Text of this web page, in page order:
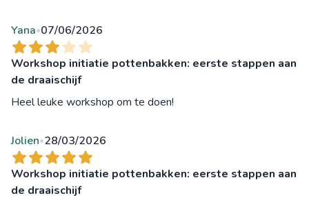
Yana•07/06/2026
Workshop initiatie pottenbakken: eerste stappen aan
de draaischijf
Heel leuke workshop om te doen!
Jolien•28/03/2026
Workshop initiatie pottenbakken: eerste stappen aan
de draaischijf